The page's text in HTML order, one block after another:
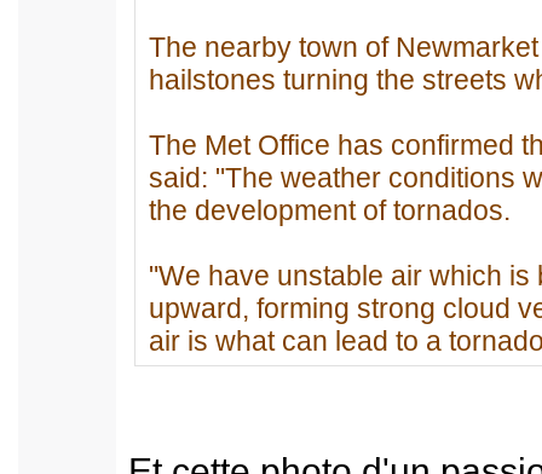
The nearby town of
hailstones turning the streets
The Met Office has confirmed
said: "The weather conditions
the development of tornados.
"We have unstable air which
upward, forming strong cloud
air is what can lead to a